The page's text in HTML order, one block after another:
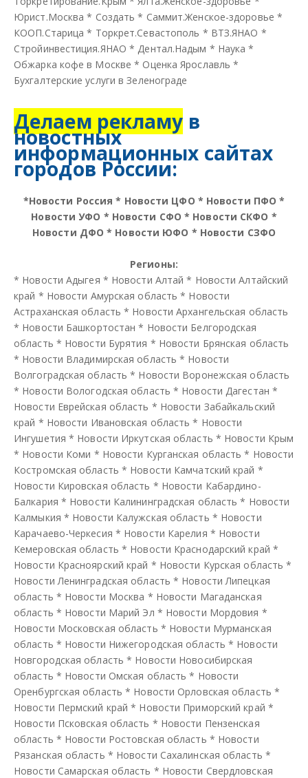
Юрист.Москва * Создать * Саммит.Женское-здоровье *
КООП.Старица * Торкрет.Севастополь * ВТЗ.ЯНАО *
Стройинвестиция.ЯНАО * Дентал.Надым * Наука *
Обжарка кофе в Москве * Оценка Ярославль *
Бухгалтерские услуги в Зеленограде
Делаем рекламу в
новостных
информационных сайтах
городов России:
*Новости Россия * Новости ЦФО * Новости ПФО *
Новости УФО * Новости СФО * Новости СКФО *
Новости ДФО * Новости ЮФО * Новости СЗФО
Регионы:
* Новости Адыгея * Новости Алтай * Новости Алтайский
край * Новости Амурская область * Новости
Астраханская область * Новости Архангельская область
* Новости Башкортостан * Новости Белгородская
область * Новости Бурятия * Новости Брянская область
* Новости Владимирская область * Новости
Волгоградская область * Новости Воронежская область
* Новости Вологодская область * Новости Дагестан *
Новости Еврейская область * Новости Забайкальский
край * Новости Ивановская область * Новости
Ингушетия * Новости Иркутская область * Новости Крым
* Новости Коми * Новости Курганская область * Новости
Костромская область * Новости Камчатский край *
Новости Кировская область * Новости Кабардино-
Балкария * Новости Калининградская область * Новости
Калмыкия * Новости Калужская область * Новости
Карачаево-Черкесия * Новости Карелия * Новости
Кемеровская область * Новости Краснодарский край *
Новости Красноярский край * Новости Курская область *
Новости Ленинградская область * Новости Липецкая
область * Новости Москва * Новости Магаданская
область * Новости Марий Эл * Новости Мордовия *
Новости Московская область * Новости Мурманская
область * Новости Нижегородская область * Новости
Новгородская область * Новости Новосибирская
область * Новости Омская область * Новости
Оренбургская область * Новости Орловская область *
Новости Пермский край * Новости Приморский край *
Новости Псковская область * Новости Пензенская
область * Новости Ростовская область * Новости
Рязанская область * Новости Сахалинская область *
Новости Самарская область * Новости Свердловская